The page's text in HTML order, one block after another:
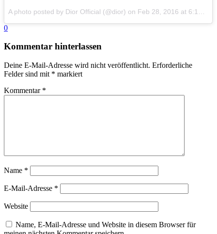
A photo posted by Dior Official (@dior) on Feb 28, 2016 at 6:14pm PST
0
Kommentar hinterlassen
Deine E-Mail-Adresse wird nicht veröffentlicht. Erforderliche
Felder sind mit * markiert
Kommentar *
Name *
E-Mail-Adresse *
Website
Name, E-Mail-Adresse und Website in diesem Browser für